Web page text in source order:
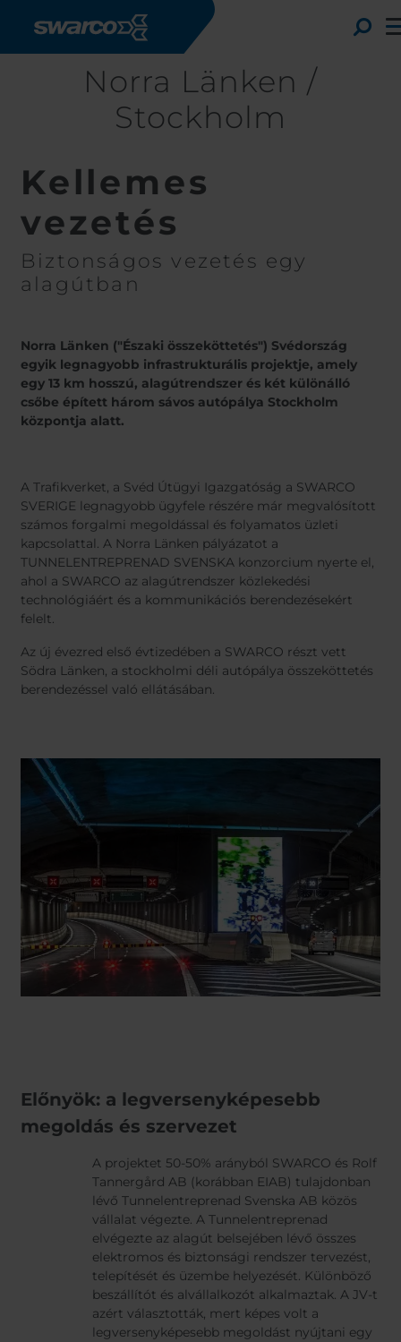
Africa
Austria
Belgium
Iceland
Italy
Jamaica
Moldavia
Norway
Slovenia
Kosovo
United States of
Norra Länken /
Stockholm
Kellemes
vezetés
Biztonságos vezetés egy
alagútban
Norra Länken ("Északi összeköttetés") Svédország
egyik legnagyobb infrastrukturális projektje, amely
egy 13 km hosszú, alagútrendszer és két különálló
csőbe épített három sávos autópálya Stockholm
központja alatt.
A Trafikverket, a Svéd Útügyi Igazgatóság a SWARCO
SVERIGE legnagyobb ügyfele részére már megvalósított
számos forgalmi megoldással és folyamatos üzleti
kapcsolattal. A Norra Länken pályázatot a
TUNNELENTREPRENAD SVENSKA konzorcium nyerte el,
ahol a SWARCO az alagútrendszer közlekedési
technológiáért és a kommunikációs berendezésekért
felelt.
Az új évezred első évtizedében a SWARCO részt vett
Södra Länken, a stockholmi déli autópálya összeköttetés
berendezéssel való ellátásában.
Előnyök: a legversenyképesebb
megoldás és szervezet
A projektet 50-50% arányból SWARCO és Rolf
Tannergård AB (korábban EIAB) tulajdonban
lévő Tunnelentreprenad Svenska AB közös
vállalat végezte. A Tunnelentreprenad
elvégezte az alagút belsejében lévő összes
elektromos és biztonsági rendszer tervezést,
telepítését és üzembe helyezését. Különböző
beszállítót és alvállalkozót alkalmaztak. A JV-t
azért választották, mert képes volt a
legversenyképesebb megoldást nyújtani egy